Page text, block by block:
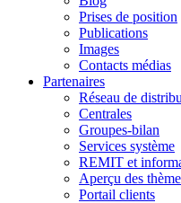
Prises de position
Publications
Images
Contacts médias
Partenaires
Réseau de
Centrales
Groupes-bilan
Services système
REMIT et
Aperçu des
Portail clients